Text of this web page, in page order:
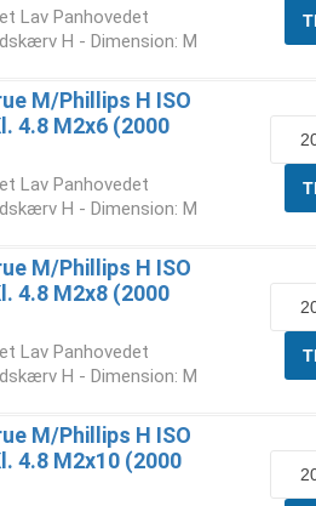
Lav Panhovedet
H - Dimension: M
M/Phillips H ISO
4.8 M2x6 (2000
Lav Panhovedet
H - Dimension: M
M/Phillips H ISO
4.8 M2x8 (2000
Lav Panhovedet
H - Dimension: M
M/Phillips H ISO
4.8 M2x10 (2000